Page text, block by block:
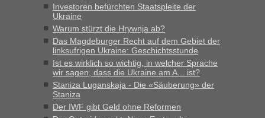
Berichte und Reisetipps • Re: An welchem
Grenzübergang zwischen Polen und der Ukraine geht es am
schnellsten?
„Derzeit, ist es überall sehr voll an den Grenzen Ukraine/
Polen. Zb. Krakovets 100 PKW ca. 10 h Wartezeit. Wollen
Montag rüber, versuchen es sehr früh.“
Investoren befürchten Staatspleite der
Ukraine
Warum stürzt die Hrywnja ab?
Das Magdeburger Recht auf dem Gebiet der
linksufrigen Ukraine: Geschichtsstunde
Ist es wirklich so wichtig, in welcher Sprache
wir sagen, dass die Ukraine am A... ist?
Staniza Luganskaja - Die «Säuberung» der
Staniza
Der IWF gibt Geld ohne Reformen